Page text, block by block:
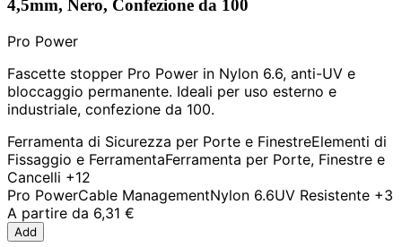
4,5mm, Nero, Confezione da 100
Pro Power
Fascette stopper Pro Power in Nylon 6.6, anti-UV e
bloccaggio permanente. Ideali per uso esterno e
industriale, confezione da 100.
Ferramenta di Sicurezza per Porte e FinestreElementi di
Fissaggio e FerramentaFerramenta per Porte, Finestre e
Cancelli +12
Pro PowerCable ManagementNylon 6.6UV Resistente +3
A partire da 6,31 €
Add